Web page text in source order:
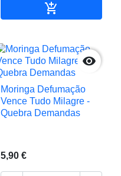


Moringa Defumação
Vence Tudo Milagre -
Quebra Demandas
5,90 €